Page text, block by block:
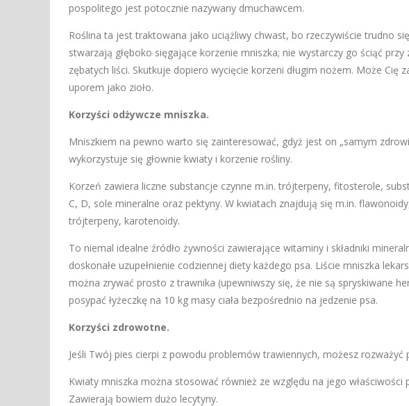
pospolitego jest potocznie nazywany dmuchawcem.
Roślina ta jest traktowana jako uciążliwy chwast, bo rzeczywiście trudno
stwarzają głęboko sięgające korzenie mniszka; nie wystarczy go ściąć
zębatych liści. Skutkuje dopiero wycięcie korzeni długim nożem. Może Cię
uporem jako zioło.
Korzyści odżywcze mniszka.
Mniszkiem na pewno warto się zainteresować, gdyż jest on „samym
wykorzystuje się głownie kwiaty i korzenie rośliny.
Korzeń zawiera liczne substancje czynne m.in. trójterpeny, fitosterole,
C, D, sole mineralne oraz pektyny. W kwiatach znajdują się m.in.
trójterpeny, karotenoidy.
To niemal idealne źródło żywności zawierające witaminy i składniki
doskonałe uzupełnienie codziennej diety każdego psa. Liście mniszka
można zrywać prosto z trawnika (upewniwszy się, że nie są spryskiwane
posypać łyżeczkę na 10 kg masy ciała bezpośrednio na jedzenie psa.
Korzyści zdrowotne.
Jeśli Twój pies cierpi z powodu problemów trawiennych, możesz rozważyć
Kwiaty mniszka można stosować również ze względu na jego
Zawierają bowiem dużo lecytyny.